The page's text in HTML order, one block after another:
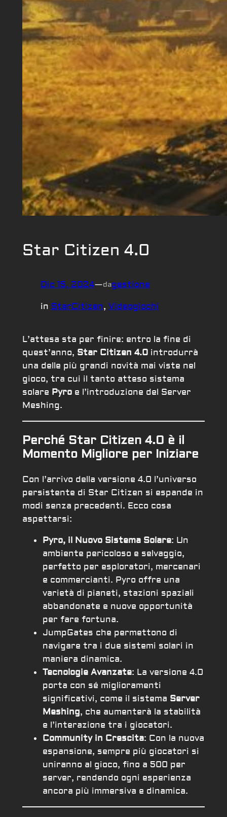
Star Citizen 4.0
Dic 15, 2024—dagestione
in StarCitizen, Videogiochi
L’attesa sta per finire: entro la fine di
quest’anno, Star Citizen 4.0introdurrà
una delle più grandi novità mai viste nel
gioco, tra cui il tanto atteso sistema
solare Pyroe l’introduzione del Server
Meshing.
Perché Star Citizen 4.0 è il
Momento Migliore per Iniziare
Con l’arrivo della versione 4.0 l’universo
persistente di Star Citizen si espande in
modi senza precedenti. Ecco cosa
aspettarsi:
Pyro, il Nuovo Sistema Solare: Un
ambiente pericoloso e selvaggio,
perfetto per esploratori, mercenari
e commercianti. Pyro offre una
varietà di pianeti, stazioni spaziali
abbandonate e nuove opportunità
per fare fortuna.
JumpGates che permettono di
navigare tra i due sistemi solari in
maniera dinamica.
Tecnologie Avanzate: La versione 4.0
porta con sé miglioramenti
significativi, come il sistema Server
Meshing, che aumenterà la stabilità
e l’interazione tra i giocatori.
Community in Crescita: Con la nuova
espansione, sempre più giocatori si
uniranno al gioco, fino a 500 per
server, rendendo ogni esperienza
ancora più immersiva e dinamica.